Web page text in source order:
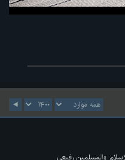
والمسلمین رفیعی